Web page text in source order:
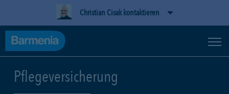
Christian Cisak kontaktieren
Pflegeversicherung